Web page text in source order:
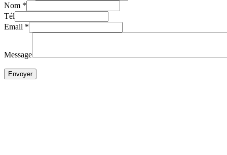
Nom *
Tél
Email *
Message